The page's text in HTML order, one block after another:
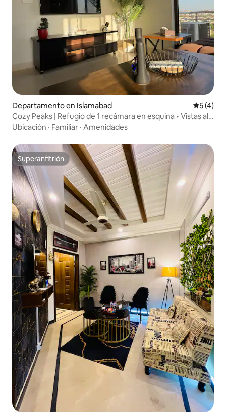
Departamento en Islamabad
5 (4)
Cozy Peaks | Refugio de 1 recámara en esquina • Vistas al
atardecer
Ubicación · Familiar · Amenidades
Superanfitrión
Superanfitrión